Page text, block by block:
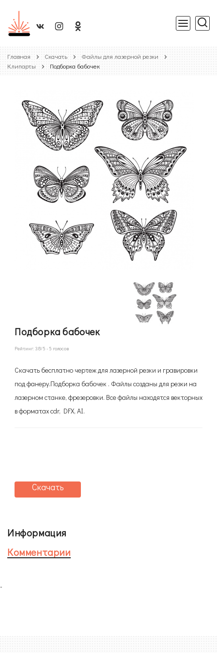
Главная Скачать
Файлы для лазерной резки
Клипарты
Подборка бабочек
Подборка бабочек
Рейтинг: 3.8/5 - 5 голосов
Скачать бесплатно чертеж для лазерной резки и гравировки
под фанеру.Подборка бабочек . Файлы созданы для резки на
лазерном станке, фрезеровки. Все файлы находятся векторных
в форматах cdr, DFX, AI.
Скачать
Информация
Комментарии
-